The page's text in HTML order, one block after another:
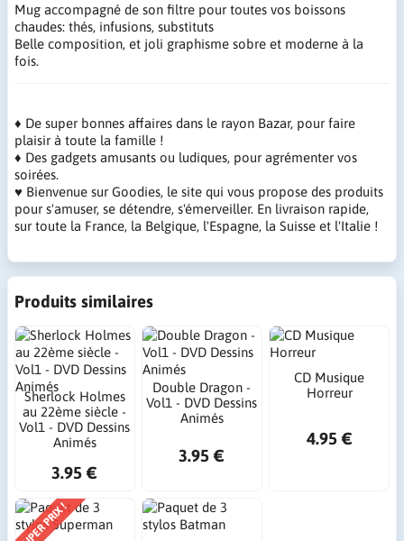
Mug accompagné de son filtre pour toutes vos boissons
chaudes: thés, infusions, substituts
Belle composition, et joli graphisme sobre et moderne à la
fois.
♦ De super bonnes affaires dans le rayon Bazar, pour faire
plaisir à toute la famille !
♦ Des gadgets amusants ou ludiques, pour agrémenter vos
soirées.
♥ Bienvenue sur Goodies, le site qui vous propose des produits
pour s'amuser, se détendre, s'émerveiller. En livraison rapide,
sur toute la France, la Belgique, l'Espagne, la Suisse et l'Italie !
Produits similaires
Sherlock Holmes
au 22ème siècle -
Vol1 - DVD Dessins
Animés
3.95 €
Double Dragon -
Vol1 - DVD Dessins
Animés
3.95 €
CD Musique
Horreur
4.95 €
SUPER PRIX !